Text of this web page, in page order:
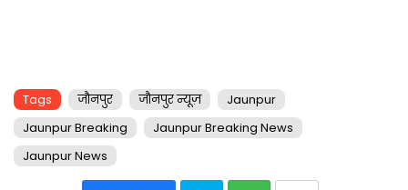
Tags जौनपुर जौनपुर न्यूज़
Jaunpur
Jaunpur Breaking
Jaunpur Breaking News
Jaunpur News